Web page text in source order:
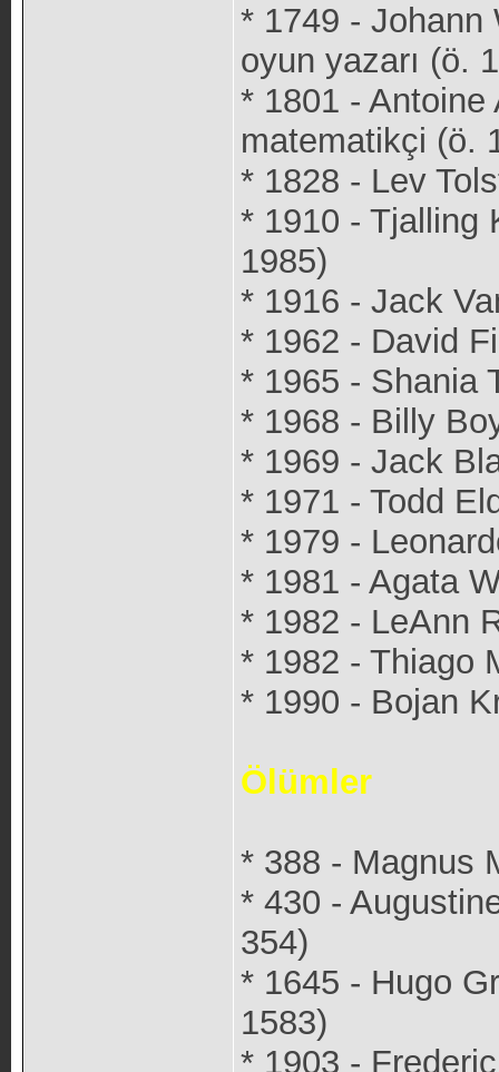
* 1749 - Johann
oyun yazarı (ö.
* 1801 - Antoine
matematikçi (ö.
* 1828 - Lev
* 1910 - Tjalling
1985)
* 1916 - Jack
* 1962 - David
* 1965 - Shania
* 1968 - Billy
* 1969 - Jack
* 1971 - Todd
* 1979 -
* 1981 - Agata
* 1982 - LeAnn
* 1982 - Thiago
* 1990 - Bojan
Ölümler
* 388 - Magnus
* 430 -
354)
* 1645 - Hugo
1583)
* 1903 -